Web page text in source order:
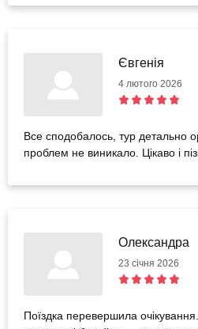
Євгенія
4 лютого 2026
Все сподобалось, тур детально
проблем не виникало. Цікаво і
Олександра
23 січня 2026
Поїздка перевершила